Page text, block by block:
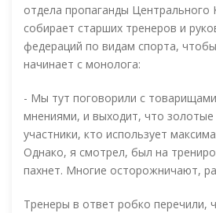
отдела пропаганды
собирает старших тренеров и
федераций по видам спорта,
начинает с монолога:
- Мы тут поговорили с
мнениями, и выходит, что
участники, кто использует
Однако, я смотрел, был на
пахнет. Многие осторожничают,
Тренеры в ответ робко перечили,